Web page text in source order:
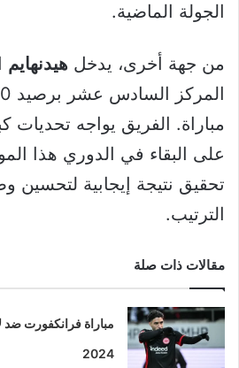
الجولة الماضية.
من جهة أخرى، يدخل هيدنهايم
مباراة. الفريق يواجه تحديات
على البقاء في الدوري هذا
تحقيق نتيجة إيجابية
الترتيب.
مقالات ذات صلة
مباراة فرانكفورت ضد
2024